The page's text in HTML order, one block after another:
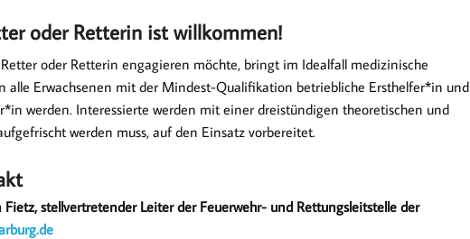
oder Retterin ist willkommen!
oder Retterin engagieren möchte, bringt im Idealfall medizinische
alle Erwachsenen mit der Mindest-Qualifikation betriebliche Ersthelfer*in und
werden. Interessierte werden mit einer dreistündigen theoretischen und
werden muss, auf den Einsatz vorbereitet.
stellvertretender Leiter der Feuerwehr- und Rettungsleitstelle der